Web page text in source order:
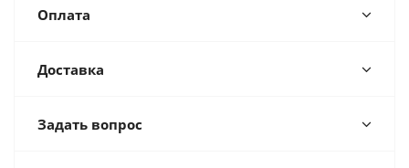
Оплата
Доставка
Задать вопрос